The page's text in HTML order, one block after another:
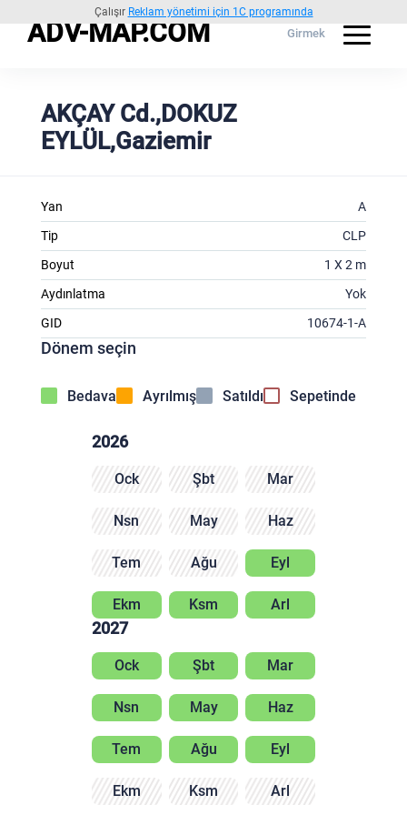
Çalışır Reklam yönetimi için 1C programında
ADV-MAP.COM Girmek
AKÇAY Cd.,DOKUZ
EYLÜL,Gaziemir
Yan
A
Tip
CLP
Boyut
1 X 2 m
Aydınlatma
Yok
GID
10674-1-A
Dönem seçin
Bedava Ayrılmış Satıldı Sepetinde
2026
Ock Şbt Mar
Nsn May Haz
Tem Ağu Eyl
Ekm Ksm Arl
2027
Ock Şbt Mar
Nsn May Haz
Tem Ağu Eyl
Ekm Ksm Arl